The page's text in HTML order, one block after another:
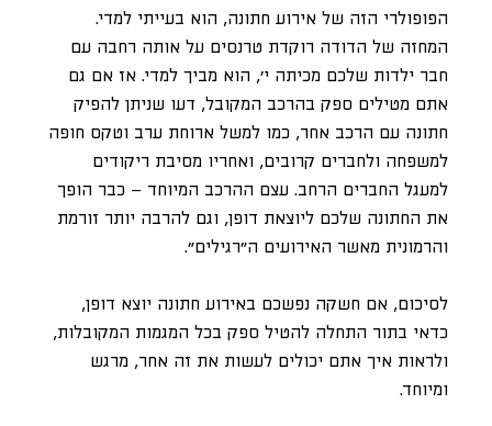
הפופולרי הזה של אירוע חתונה, הוא בעייתי למדי.
המחזה של הדודה רוקדת טרנסים על אותה רחבה עם
חבר ילדות שלכם מכיתה י’, הוא מביך למדי. אז אם גם
אתם מטילים ספק בהרכב המקובל, דעו שניתן להפיק
חתונה עם הרכב אחר, כמו למשל ארוחת ערב וטקס חופה
למשפחה ולחברים קרובים, ואחריו מסיבת ריקודים
למעגל החברים הרחב. עצם ההרכב המיוחד – כבר הופך
את החתונה שלכם ליוצאת דופן, וגם להרבה יותר זורמת
והרמונית מאשר האירועים ה”רגילים”.
לסיכום, אם חשקה נפשכם באירוע חתונה יוצא דופן,
כדאי בתור התחלה להטיל ספק בכל המגמות המקובלות,
ולראות איך אתם יכולים לעשות את זה אחר, מרגש
ומיוחד.